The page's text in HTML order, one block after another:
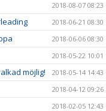
2018-08-07 08:23
2018-06-21 08:30
2018-06-06 08:30
2018-05-22 10:01
möjlig! 2018-05-14 14:43
2018-04-12 09:26
2018-02-05 12:43